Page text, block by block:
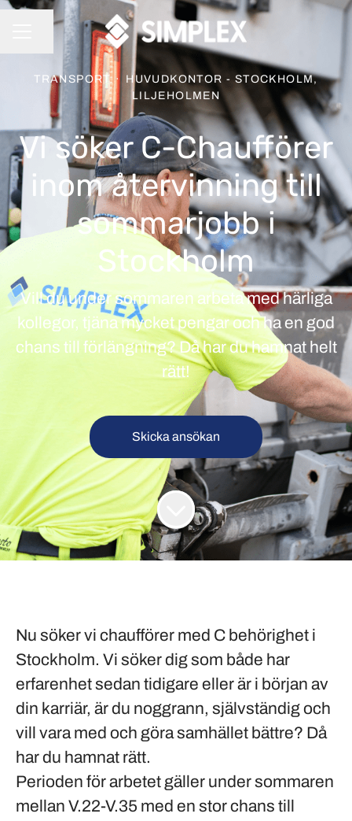
KARRIÄRMENY
Dela sidan
TRANSPORT ·
HUVUDKONTOR - STOCKHOLM,
LILJEHOLMEN
Vi söker C-Chaufförer
inom återvinning till
sommarjobb i
Stockholm
Vill du under sommaren arbeta med härliga
kollegor, tjäna mycket pengar och ha en god
chans till förlängning? Då har du hamnat helt
rätt!
Skicka ansökan
Nu söker vi chaufförer med C behörighet i
Stockholm. Vi söker dig som både har
erfarenhet sedan tidigare eller är i början av
din karriär, är du noggrann, självständig och
vill vara med och göra samhället bättre? Då
har du hamnat rätt.
Perioden för arbetet gäller under sommaren
mellan V.22-V.35 med en stor chans till